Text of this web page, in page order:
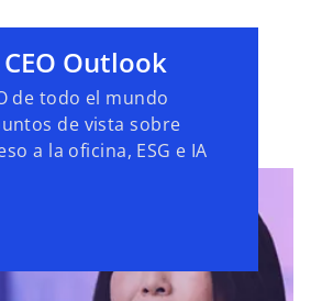
Outlook
de todo el mundo
de vista sobre
a la oficina, ESG e IA